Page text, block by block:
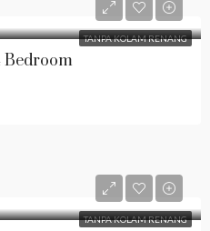
TANPA KOLAM RENANG
Bedroom
TANPA KOLAM RENANG